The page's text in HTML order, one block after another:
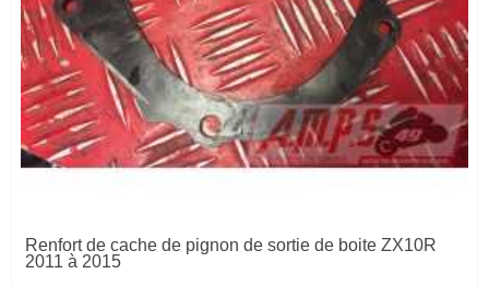
Renfort de cache de pignon de sortie de boite ZX10R
2011 à 2015